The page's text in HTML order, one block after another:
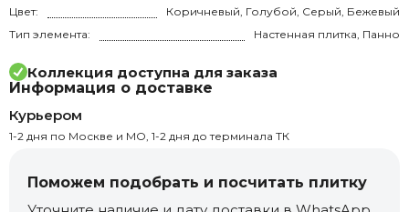
Цвет:
Коричневый, Голубой, Серый, Бежевый
Тип элемента:
Настенная плитка, Панно
Коллекция доступна для заказа
Информация о доставке
Курьером
1-2 дня по Москве и МО, 1-2 дня до терминала ТК
Поможем подобрать и посчитать плитку